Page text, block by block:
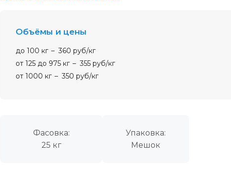
Фасовка:
25 кг
Упаковка:
Мешок
Объёмы и цены
до 100 кг
360 руб/кг
от 125 до 975 кг
355 руб/кг
от 1000 кг
350 руб/кг